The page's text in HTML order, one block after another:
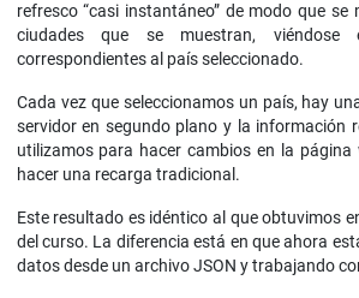
refresco “casi instantáneo” de modo que
ciudades que se muestran,
correspondientes al país seleccionado.
Cada vez que seleccionamos un país, hay
servidor en segundo plano y la información
utilizamos para hacer cambios en la página
hacer una recarga tradicional.
Este resultado es idéntico al que obtuvimos
del curso. La diferencia está en que ahora
datos desde un archivo JSON y trabajando